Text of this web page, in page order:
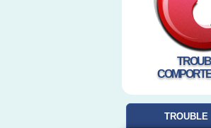
TROUBLE